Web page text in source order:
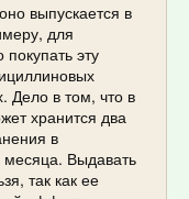
выпускается в
для
эту
Дело в том, что в
хранится два
в
месяца. Выдавать
так как ее